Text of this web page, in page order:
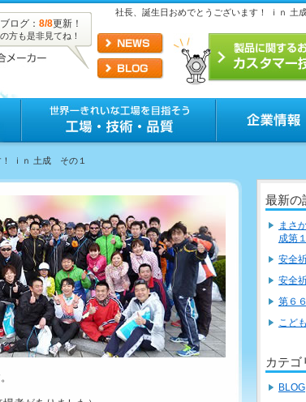
社長、誕生日おめでとうございます！ ｉｎ 土
ログ： 8/8更新！
方も是非見てね！
！ ｉｎ 土成 その１
最新の
まさ
成第
安全
安全
第６
こど
カテゴ
BLOG